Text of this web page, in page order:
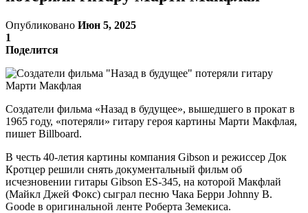
Опубликовано Июн 5, 2025
1
Поделится
Создатели фильма «Назад в будущее», вышедшего в прокат в
1965 году, «потеряли» гитару героя картины Марти Макфлая,
пишет Billboard.
В честь 40-летия картины компания Gibson и режиссер Док
Кротцер решили снять документальный фильм об
исчезновении гитары Gibson ES-345, на которой Макфлай
(Майкл Джей Фокс) сыграл песню Чака Берри Johnny B.
Goode в оригинальной ленте Роберта Земекиса.